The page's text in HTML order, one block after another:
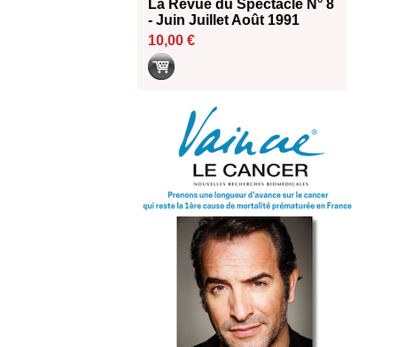
La Revue du Spectacle N° 8
- Juin Juillet Août 1991
10,00 €